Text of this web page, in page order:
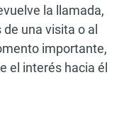
la llamada,
una visita o al
importante,
el interés hacia él